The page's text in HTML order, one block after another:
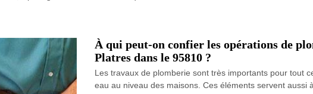
À qui peut-on confier les opérations de
Platres dans le 95810 ?
Les travaux de plomberie sont très importants pour tout
eau au niveau des maisons. Ces éléments servent aussi